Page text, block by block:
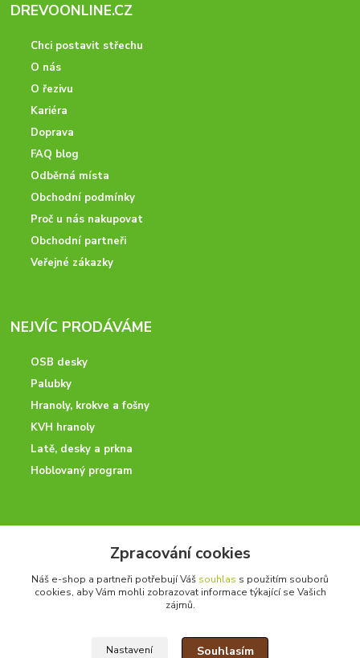
DREVOONLINE.CZ
Chci postavit střechu
O nás
O řezivu
Kariéra
Doprava
FAQ blog
Odběrná místa
Obchodní podmínky
Proč u nás nakupovat
Obchodní partneři
Veřejné zákazky
NEJVÍC PRODÁVÁME
OSB desky
Palubky
Hranoly, krokve a fošny
KVH hranoly
Latě, desky a prkna
Hoblovaný program
+420 728 600 625
po - pá 7:00 - 15:00
Zpracování cookies
Náš e-shop a partneři potřebují Váš souhlas s použitím souborů
cookies, aby Vám mohli zobrazovat informace týkající se Vašich
zájmů.
Nastavení Souhlasím